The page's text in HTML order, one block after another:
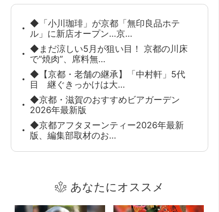
◆「小川珈琲」が京都「無印良品ホテ
ル」に新店オープン…京…
◆まだ涼しい5月が狙い目！ 京都の川床
で“焼肉”、席料無…
◆【京都・老舗の継承】「中村軒」5代
目 継ぐきっかけは大…
◆京都・滋賀のおすすめビアガーデン
2026年最新版
◆京都アフタヌーンティー2026年最新
版、編集部取材のお…
あなたにオススメ